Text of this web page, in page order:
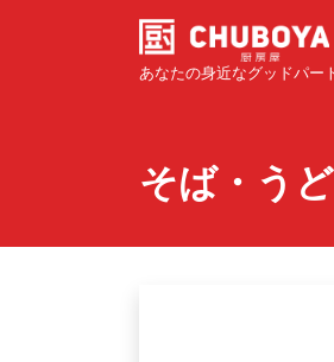
あなたの身近なグッドパー
そば・う